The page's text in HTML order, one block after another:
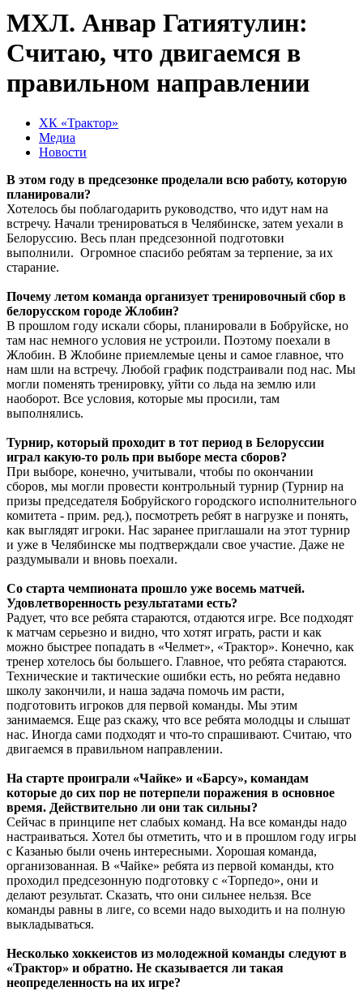
МХЛ. Анвар Гатиятулин:
Считаю, что двигаемся в
правильном направлении
ХК «Трактор»
Медиа
Новости
В этом году в предсезонке проделали всю работу, которую
планировали?
Хотелось бы поблагодарить руководство, что идут нам на
встречу. Начали тренироваться в Челябинске, затем уехали в
Белоруссию. Весь план предсезонной подготовки
выполнили. Огромное спасибо ребятам за терпение, за их
старание.
Почему летом команда организует тренировочный сбор в
белорусском городе Жлобин?
В прошлом году искали сборы, планировали в Бобруйске, но
там нас немного условия не устроили. Поэтому поехали в
Жлобин. В Жлобине приемлемые цены и самое главное, что
нам шли на встречу. Любой график подстраивали под нас. Мы
могли поменять тренировку, уйти со льда на землю или
наоборот. Все условия, которые мы просили, там
выполнялись.
Турнир, который проходит в тот период в Белоруссии
играл какую-то роль при выборе места сборов?
При выборе, конечно, учитывали, чтобы по окончании
сборов, мы могли провести контрольный турнир (Турнир на
призы председателя Бобруйского городского исполнительного
комитета - прим. ред.), посмотреть ребят в нагрузке и понять,
как выглядят игроки. Нас заранее приглашали на этот турнир
и уже в Челябинске мы подтверждали свое участие. Даже не
раздумывали и вновь поехали.
Со старта чемпионата прошло уже восемь матчей.
Удовлетворенность результатами есть?
Радует, что все ребята стараются, отдаются игре. Все подходят
к матчам серьезно и видно, что хотят играть, расти и как
можно быстрее попадать в «Челмет», «Трактор». Конечно, как
тренер хотелось бы большего. Главное, что ребята стараются.
Технические и тактические ошибки есть, но ребята недавно
школу закончили, и наша задача помочь им расти,
подготовить игроков для первой команды. Мы этим
занимаемся. Еще раз скажу, что все ребята молодцы и слышат
нас. Иногда сами подходят и что-то спрашивают. Считаю, что
двигаемся в правильном направлении.
На старте проиграли «Чайке» и «Барсу», командам
которые до сих пор не потерпели поражения в основное
время. Действительно ли они так сильны?
Сейчас в принципе нет слабых команд. На все команды надо
настраиваться. Хотел бы отметить, что и в прошлом году игры
с Казанью были очень интересными. Хорошая команда,
организованная. В «Чайке» ребята из первой команды, кто
проходил предсезонную подготовку c «Торпедо», они и
делают результат. Сказать, что они сильнее нельзя. Все
команды равны в лиге, со всеми надо выходить и на полную
выкладываться.
Несколько хоккеистов из молодежной команды следуют в
«Трактор» и обратно. Не сказывается ли такая
неопределенность на их игре?